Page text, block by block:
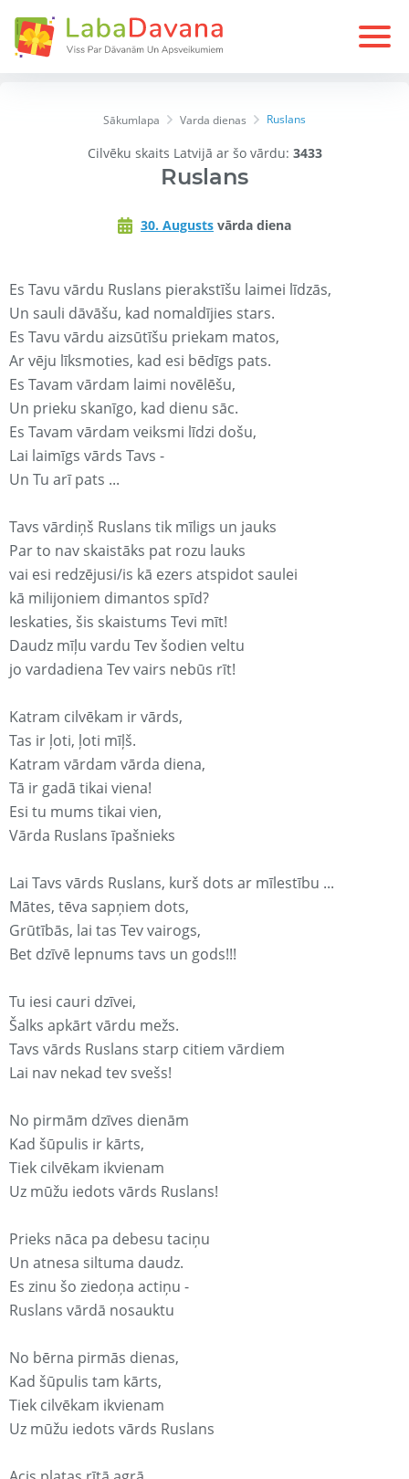
Sākumlapa Varda dienas Ruslans
Cilvēku skaits Latvijā ar šo vārdu: 3433
Ruslans
30. Augusts vārda diena
Es Tavu vārdu Ruslans pierakstīšu laimei līdzās,
Un sauli dāvāšu, kad nomaldījies stars.
Es Tavu vārdu aizsūtīšu priekam matos,
Ar vēju līksmoties, kad esi bēdīgs pats.
Es Tavam vārdam laimi novēlēšu,
Un prieku skanīgo, kad dienu sāc.
Es Tavam vārdam veiksmi līdzi došu,
Lai laimīgs vārds Tavs -
Un Tu arī pats ...
Tavs vārdiņš Ruslans tik mīligs un jauks
Par to nav skaistāks pat rozu lauks
vai esi redzējusi/is kā ezers atspidot saulei
kā milijoniem dimantos spīd?
Ieskaties, šis skaistums Tevi mīt!
Daudz mīļu vardu Tev šodien veltu
jo vardadiena Tev vairs nebūs rīt!
Katram cilvēkam ir vārds,
Tas ir ļoti, ļoti mīļš.
Katram vārdam vārda diena,
Tā ir gadā tikai viena!
Esi tu mums tikai vien,
Vārda Ruslans īpašnieks
Lai Tavs vārds Ruslans, kurš dots ar mīlestību ...
Mātes, tēva sapņiem dots,
Grūtībās, lai tas Tev vairogs,
Bet dzīvē lepnums tavs un gods!!!
Tu iesi cauri dzīvei,
Šalks apkārt vārdu mežs.
Tavs vārds Ruslans starp citiem vārdiem
Lai nav nekad tev svešs!
No pirmām dzīves dienām
Kad šūpulis ir kārts,
Tiek cilvēkam ikvienam
Uz mūžu iedots vārds Ruslans!
Prieks nāca pa debesu taciņu
Un atnesa siltuma daudz.
Es zinu šo ziedoņa actiņu -
Ruslans vārdā nosauktu
No bērna pirmās dienas,
Kad šūpulis tam kārts,
Tiek cilvēkam ikvienam
Uz mūžu iedots vārds Ruslans